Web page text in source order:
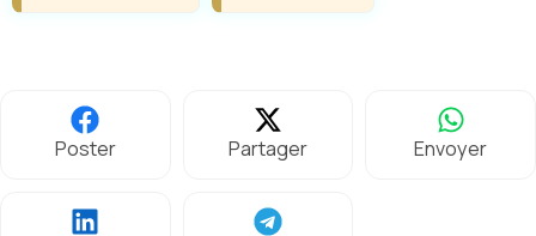
Poster Partager Envoyer